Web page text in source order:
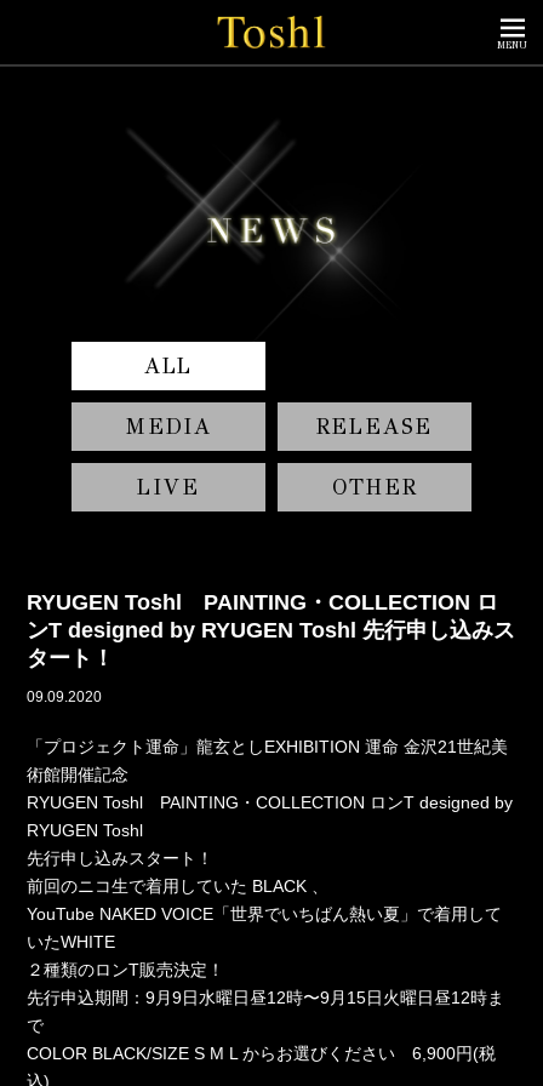
MENU
ALL
MEDIA RELEASE
LIVE OTHER
RYUGEN Toshl PAINTING・COLLECTION ロ
ンT designed by RYUGEN Toshl 先行申し込みス
タート！
09.09.2020
「プロジェクト運命」龍玄としEXHIBITION 運命 金沢21世紀美
術館開催記念
RYUGEN Toshl PAINTING・COLLECTION ロンT designed by
RYUGEN Toshl
先行申し込みスタート！
前回のニコ生で着用していた BLACK 、
YouTube NAKED VOICE「世界でいちばん熱い夏」で着用して
いたWHITE
２種類のロンT販売決定！
先行申込期間：9月9日水曜日昼12時〜9月15日火曜日昼12時ま
で
COLOR BLACK/SIZE S M L からお選びください 6,900円(税
込)